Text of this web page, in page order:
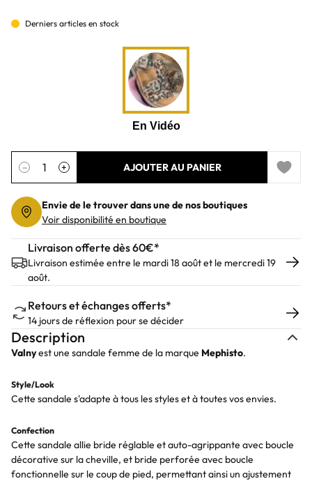
Derniers articles en stock
Quantité
− + AJOUTER AU PANIER
Add to
Envie de le trouver dans une de nos boutiques
Voir disponibilité en boutique
Livraison offerte dès 60€*
Livraison estimée entre le mardi 18 août et le mercredi 19
août.
Retours et échanges offerts*
14 jours de réflexion pour se décider
Description
Valnyest une sandale femme de la marque Mephisto.
Style/Look
Cette sandale s'adapte à tous les styles et à toutes vos envies.
Confection
Cette sandale allie bride réglable et auto-agrippante avec boucle
décorative sur la cheville, et bride perforée avec boucle
fonctionnelle sur le coup de pied, permettant ainsi un ajustement